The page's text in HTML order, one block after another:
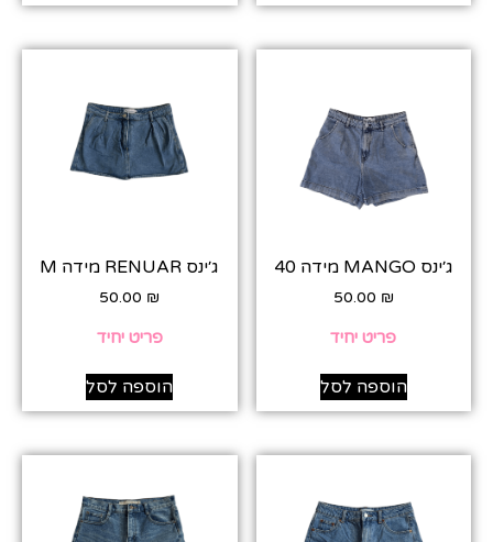
ג׳ינס MANGO מידה 40
50.00 ₪
פריט יחיד
הוספה לסל
ג׳ינס RENUAR מידה M
50.00 ₪
פריט יחיד
הוספה לסל